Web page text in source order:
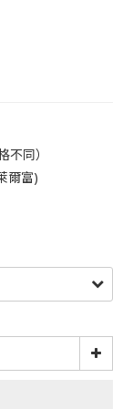
同）
爾富)